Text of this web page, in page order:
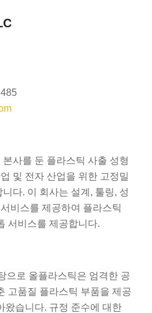
사를 둔 플라스틱 사출 성형
및 전자 산업을 위한 고정밀
다. 이 회사는 설계, 툴링, 성
비스를 제공하여 플라스틱
서비스를 제공합니다.
으로 올플라스틱은 엄격한 공
고품질 플라스틱 부품을 제공
왔습니다. 규정 준수에 대한